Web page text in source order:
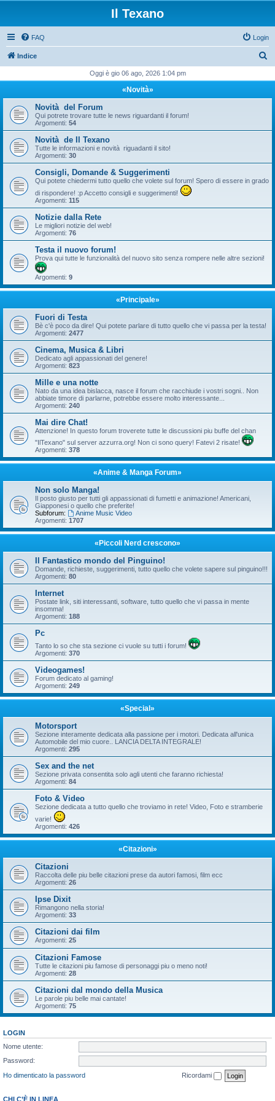
Il Texano
FAQ Login
Indice
c
Oggi è gio 06 ago, 2026 1:04 pm
«Novità»
Novità del Forum
Qui potrete trovare tutte le news riguardanti il forum!
Argomenti: 54
Novità de Il Texano
Tutte le informazioni e novità riguadanti il sito!
Argomenti: 30
Consigli, Domande & Suggerimenti
Qui potete chiedermi tutto quello che volete sul forum! Spero di essere in grado
di rispondere! :p Accetto consigli e suggerimenti!
Argomenti: 115
Notizie dalla Rete
Le migliori notizie del web!
Argomenti: 76
Testa il nuovo forum!
Prova qui tutte le funzionalità del nuovo sito senza rompere nelle altre sezioni!
Argomenti: 9
«Principale»
Fuori di Testa
Bè c'è poco da dire! Qui potete parlare di tutto quello che vi passa per la testa!
Argomenti: 2477
Cinema, Musica & Libri
Dedicato agli appassionati del genere!
Argomenti: 823
Mille e una notte
Nato da una idea bislacca, nasce il forum che racchiude i vostri sogni.. Non
abbiate timore di parlarne, potrebbe essere molto interessante...
Argomenti: 240
Mai dire Chat!
Attenzione! In questo forum troverete tutte le discussioni piu buffe del chan
"IlTexano" sul server azzurra.org! Non ci sono query! Fatevi 2 risate!
Argomenti: 378
«Anime & Manga Forum»
Non solo Manga!
Il posto giusto per tutti gli appassionati di fumetti e animazione! Americani,
Giapponesi o quello che preferite!
Subforum:
Anime Music Video
Argomenti: 1707
«Piccoli Nerd crescono»
Il Fantastico mondo del Pinguino!
Domande, richieste, suggerimenti, tutto quello che volete sapere sul pinguino!!!
Argomenti: 80
Internet
Postate link, siti interessanti, software, tutto quello che vi passa in mente
insomma!
Argomenti: 188
Pc
Tanto lo so che sta sezione ci vuole su tutti i forum!
Argomenti: 370
Videogames!
Forum dedicato al gaming!
Argomenti: 249
«Special»
Motorsport
Sezione interamente dedicata alla passione per i motori. Dedicata all'unica
Automobile del mio cuore.. LANCIA DELTA INTEGRALE!
Argomenti: 295
Sex and the net
Sezione privata consentita solo agli utenti che faranno richiesta!
Argomenti: 84
Foto & Video
Sezione dedicata a tutto quello che troviamo in rete! Video, Foto e stramberie
varie!
Argomenti: 426
«Citazioni»
Citazioni
Raccolta delle piu belle citazioni prese da autori famosi, film ecc
Argomenti: 26
Ipse Dixit
Rimangono nella storia!
Argomenti: 33
Citazioni dai film
Argomenti: 25
Citazioni Famose
Tutte le citazioni piu famose di personaggi piu o meno noti!
Argomenti: 28
Citazioni dal mondo della Musica
Le parole piu belle mai cantate!
Argomenti: 75
LOGIN
Nome utente:
Password:
Ho dimenticato la password
Ricordami
CHI C’È IN LINEA